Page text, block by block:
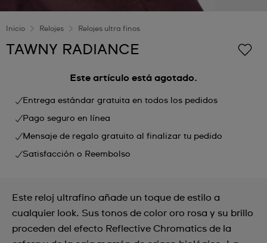
Inicio Relojes Relojes ultra finos
TAWNY RADIANCE
Este artículo está agotado.
Entrega estándar gratuita en todos los pedidos
Pago seguro en línea
Mensaje de regalo gratuito al finalizar tu pedido
Satisfacción o Reembolso
Este reloj ultrafino añade un toque de estilo a
cualquier look. Sus tonos de color oro rosa y su brillo
proceden del efecto Reflective Chromatics de la